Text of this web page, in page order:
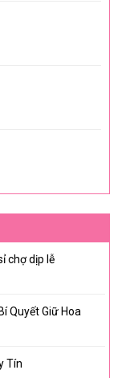
chợ dịp lễ
Quyết Giữ Hoa
Tín